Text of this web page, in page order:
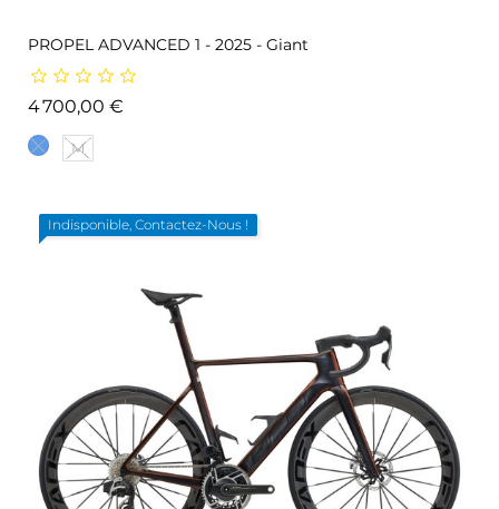
PROPEL ADVANCED 1 - 2025 - Giant
4 700,00 €
M
Indisponible, Contactez-Nous !